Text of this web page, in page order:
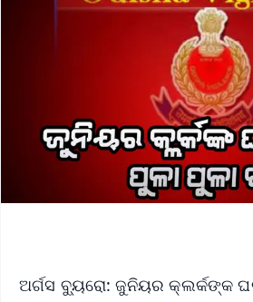
ଅର୍ଗସ ବ୍ୟୁରୋ: ଜୁନିୟର କ୍ଲର୍କଙ୍କ